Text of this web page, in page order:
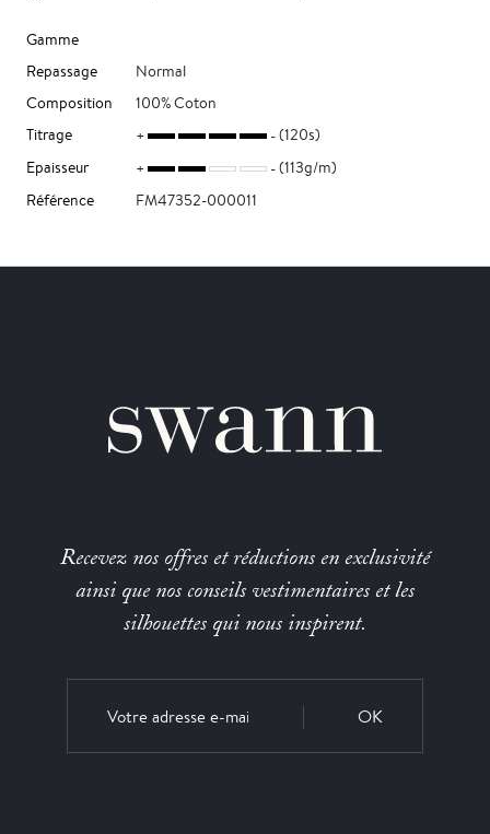
Gamme
Repassage
Normal
Composition
100% Coton
Titrage
(120s)
Epaisseur
(113g/m)
Référence
FM47352-000011
Recevez nos offres et réductions en exclusivité
ainsi que nos conseils vestimentaires et les
silhouettes qui nous inspirent.
OK